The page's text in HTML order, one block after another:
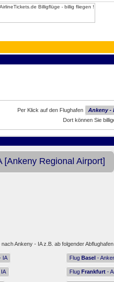
Per Klick auf den Flughafen
Ankeny -
Dort können Sie
[Ankeny Regional Airport]
nach Ankeny - IA z.B. ab folgender
IA Flug Basel -
IA Flug Frankfurt -